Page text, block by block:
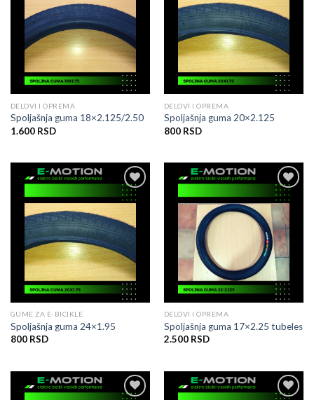
želja
DELOVI I OPREMA
Spoljašnja guma 18×2.125/2.50
1.600 RSD
želja
DELOVI I OPREMA
Spoljašnja guma 20×2.125
800 RSD
Dodati
želja
GUME ZA E-BICIKLE
Spoljašnja guma 24×1.95
800 RSD
Dodati
na
listu
želja
DELOVI I OPREMA
Spoljašnja guma 17×2.25 tubeles
2.500 RSD